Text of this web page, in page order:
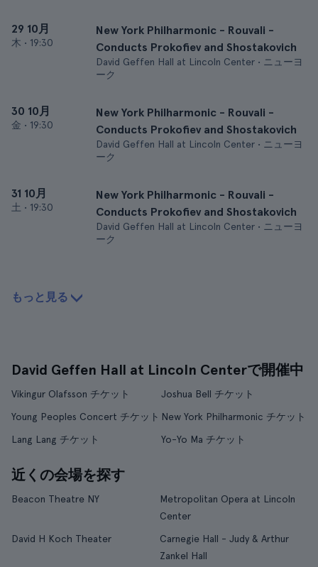
29 10月
木 • 19:30
New York Philharmonic - Rouvali -
Conducts Prokofiev and Shostakovich
David Geffen Hall at Lincoln Center • ニューヨ
ーク
30 10月
金 • 19:30
New York Philharmonic - Rouvali -
Conducts Prokofiev and Shostakovich
David Geffen Hall at Lincoln Center • ニューヨ
ーク
31 10月
土 • 19:30
New York Philharmonic - Rouvali -
Conducts Prokofiev and Shostakovich
David Geffen Hall at Lincoln Center • ニューヨ
ーク
もっと見る
David Geffen Hall at Lincoln Centerで開催中
Vikingur Olafsson チケット
Joshua Bell チケット
Young Peoples Concert チケット New York Philharmonic チケット
Lang Lang チケット
Yo-Yo Ma チケット
近くの会場を探す
Beacon Theatre NY
Metropolitan Opera at Lincoln
Center
David H Koch Theater
Carnegie Hall - Judy & Arthur
Zankel Hall